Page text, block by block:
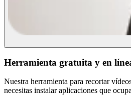
Herramienta gratuita y en
Nuestra herramienta para recortar
necesitas instalar aplicaciones que